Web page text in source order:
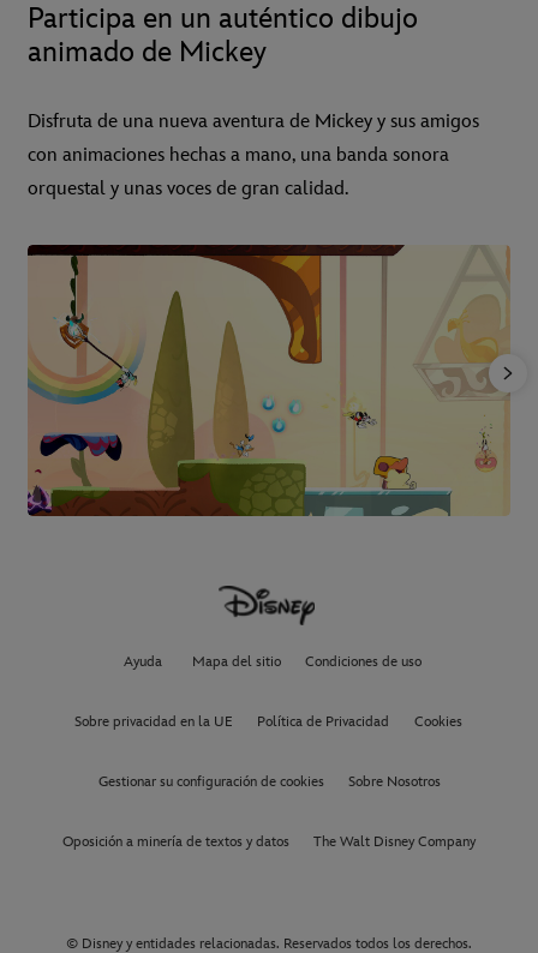
Participa en un auténtico dibujo
animado de Mickey
Disfruta de una nueva aventura de Mickey y sus amigos
con animaciones hechas a mano, una banda sonora
orquestal y unas voces de gran calidad.
Ayuda Mapa del sitio Condiciones de uso
Sobre privacidad en la UE Política de Privacidad Cookies
Gestionar su configuración de cookies Sobre Nosotros
Oposición a minería de textos y datos The Walt Disney Company
© Disney y entidades relacionadas. Reservados todos los derechos.